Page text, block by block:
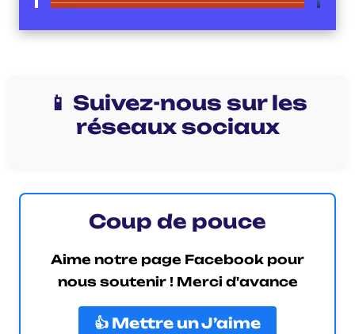
📱 Suivez-nous sur les
réseaux sociaux
Coup de pouce
Aime notre page Facebook pour
nous soutenir ! Merci d'avance
👍 Mettre un J’aime